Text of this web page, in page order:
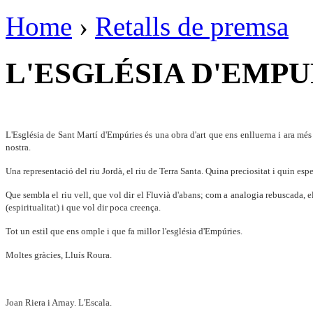
Home › Retalls de premsa
L'ESGLÉSIA
L'Església de Sant Martí d'Empúries és una obra d'art que ens enlluerna i ara
nostra.
Una representació del riu Jordà, el riu de Terra Santa. Quina preciositat i quin
Que sembla el riu vell, que vol dir el Fluvià d'abans; com a analogia rebuscada,
(espiritualitat) i que vol dir poca creença.
Tot un estil que ens omple i que fa millor l'església d'Empúries.
Moltes gràcies, Lluís Roura.
Joan Riera i Arnay. L'Escala.